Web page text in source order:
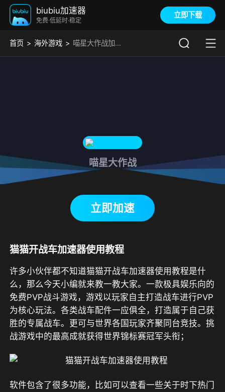
biubiu加速器
免费·低延时·稳定
立即下载
首页 海外游戏 喵星大作战加速器
喵星大作战
立即加速
猫猫开战车加速器使用教程
许多小伙伴都不知道猫猫开战车加速器使用教程是什
么，那么今天小编就来教一教大家。一款极具娱乐向的
免费PVP战斗游戏，游戏以玩家自主打造战车进行PVP
为核心玩法。各类战车配件一应俱全，打造属于自己获
胜的专属战车。更可与世界各国玩家齐聚同台竞技。挑
战游戏中的最高成就获得世界锦标赛冠军头衔；
软件包含了很多功能，比如可以查看一些关于时下热门